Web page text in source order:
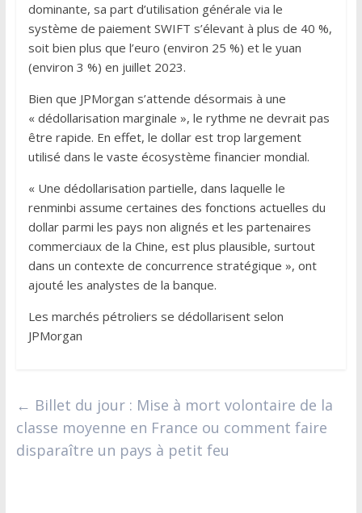
dominante, sa part d’utilisation générale via le
système de paiement SWIFT s’élevant à plus de 40 %,
soit bien plus que l’euro (environ 25 %) et le yuan
(environ 3 %) en juillet 2023.
Bien que JPMorgan s’attende désormais à une
« dédollarisation marginale », le rythme ne devrait pas
être rapide. En effet, le dollar est trop largement
utilisé dans le vaste écosystème financier mondial.
« Une dédollarisation partielle, dans laquelle le
renminbi assume certaines des fonctions actuelles du
dollar parmi les pays non alignés et les partenaires
commerciaux de la Chine, est plus plausible, surtout
dans un contexte de concurrence stratégique », ont
ajouté les analystes de la banque.
Les marchés pétroliers se dédollarisent selon
JPMorgan
← Billet du jour : Mise à mort volontaire de la
classe moyenne en France ou comment faire
disparaître un pays à petit feu